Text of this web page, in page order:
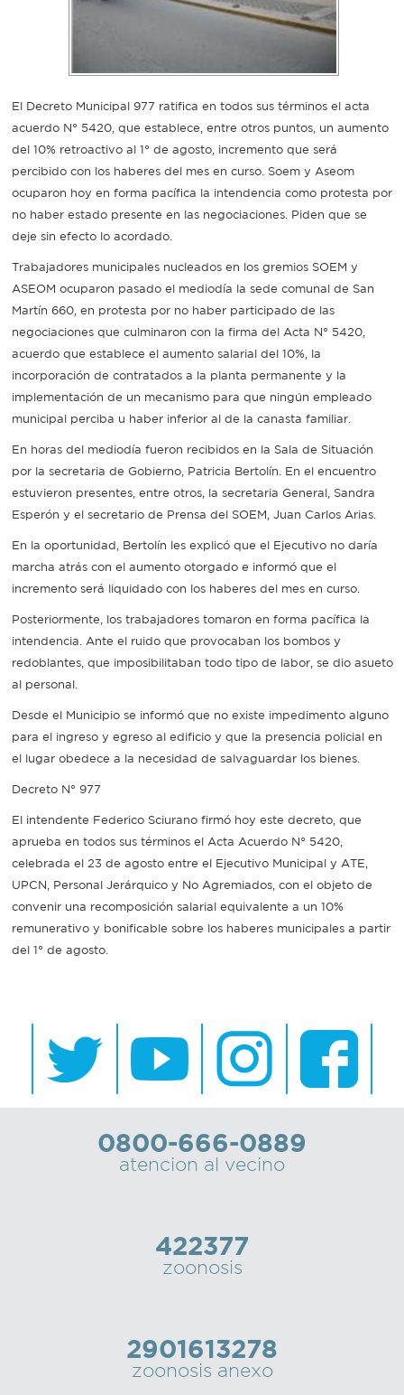
El Decreto Municipal 977 ratifica en todos sus términos el acta
acuerdo N° 5420, que establece, entre otros puntos, un aumento
del 10% retroactivo al 1° de agosto, incremento que será
percibido con los haberes del mes en curso. Soem y Aseom
ocuparon hoy en forma pacífica la intendencia como protesta por
no haber estado presente en las negociaciones. Piden que se
deje sin efecto lo acordado.
Trabajadores municipales nucleados en los gremios SOEM y
ASEOM ocuparon pasado el mediodía la sede comunal de San
Martín 660, en protesta por no haber participado de las
negociaciones que culminaron con la firma del Acta N° 5420,
acuerdo que establece el aumento salarial del 10%, la
incorporación de contratados a la planta permanente y la
implementación de un mecanismo para que ningún empleado
municipal perciba u haber inferior al de la canasta familiar.
En horas del mediodía fueron recibidos en la Sala de Situación
por la secretaria de Gobierno, Patricia Bertolín. En el encuentro
estuvieron presentes, entre otros, la secretaria General, Sandra
Esperón y el secretario de Prensa del SOEM, Juan Carlos Arias.
En la oportunidad, Bertolín les explicó que el Ejecutivo no daría
marcha atrás con el aumento otorgado e informó que el
incremento será liquidado con los haberes del mes en curso.
Posteriormente, los trabajadores tomaron en forma pacífica la
intendencia. Ante el ruido que provocaban los bombos y
redoblantes, que imposibilitaban todo tipo de labor, se dio asueto
al personal.
Desde el Municipio se informó que no existe impedimento alguno
para el ingreso y egreso al edificio y que la presencia policial en
el lugar obedece a la necesidad de salvaguardar los bienes.
Decreto N° 977
El intendente Federico Sciurano firmó hoy este decreto, que
aprueba en todos sus términos el Acta Acuerdo N° 5420,
celebrada el 23 de agosto entre el Ejecutivo Municipal y ATE,
UPCN, Personal Jerárquico y No Agremiados, con el objeto de
convenir una recomposición salarial equivalente a un 10%
remunerativo y bonificable sobre los haberes municipales a partir
del 1° de agosto.
0800-666-0889
atencion al vecino
422377
zoonosis
2901613278
zoonosis anexo